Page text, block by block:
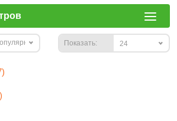
Показать: 24